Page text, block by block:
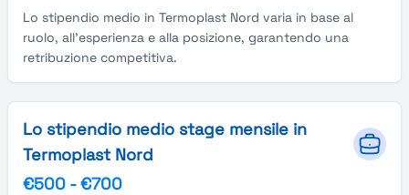
Lo stipendio medio in Termoplast Nord varia in base al
ruolo, all'esperienza e alla posizione, garantendo una
retribuzione competitiva.
Lo stipendio medio stage mensile in
Termoplast Nord
€500 -€700